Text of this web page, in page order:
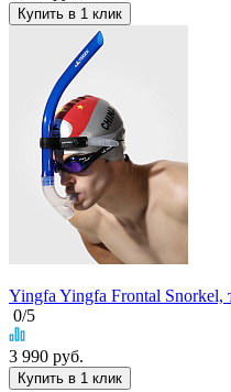
Купить в 1 клик
Yingfa Yingfa Frontal Snorkel,
0/5
3 990 руб.
Купить в 1 клик